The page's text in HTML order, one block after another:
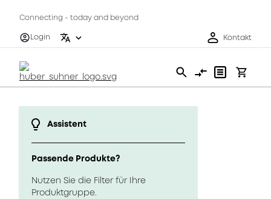
Connecting - today and beyond
Login
Kontakt
Assistent
Passende Produkte?
Nutzen Sie die Filter für Ihre
Produktgruppe.